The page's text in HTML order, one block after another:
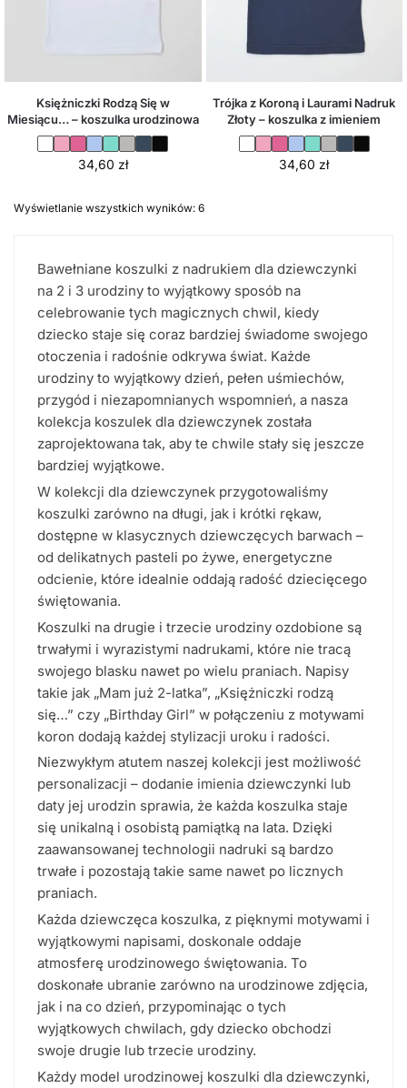
Księżniczki Rodzą Się w
Miesiącu… – koszulka urodzinowa
34,60 zł
Trójka z Koroną i Laurami Nadruk
Złoty – koszulka z imieniem
34,60 zł
Wyświetlanie wszystkich wyników: 6
Bawełniane koszulki z nadrukiem dla dziewczynki
na 2 i 3 urodziny to wyjątkowy sposób na
celebrowanie tych magicznych chwil, kiedy
dziecko staje się coraz bardziej świadome swojego
otoczenia i radośnie odkrywa świat. Każde
urodziny to wyjątkowy dzień, pełen uśmiechów,
przygód i niezapomnianych wspomnień, a nasza
kolekcja koszulek dla dziewczynek została
zaprojektowana tak, aby te chwile stały się jeszcze
bardziej wyjątkowe.
W kolekcji dla dziewczynek przygotowaliśmy
koszulki zarówno na długi, jak i krótki rękaw,
dostępne w klasycznych dziewczęcych barwach –
od delikatnych pasteli po żywe, energetyczne
odcienie, które idealnie oddają radość dziecięcego
świętowania.
Koszulki na drugie i trzecie urodziny ozdobione są
trwałymi i wyrazistymi nadrukami, które nie tracą
swojego blasku nawet po wielu praniach. Napisy
takie jak „Mam już 2-latka”, „Księżniczki rodzą
się…” czy „Birthday Girl” w połączeniu z motywami
koron dodają każdej stylizacji uroku i radości.
Niezwykłym atutem naszej kolekcji jest możliwość
personalizacji – dodanie imienia dziewczynki lub
daty jej urodzin sprawia, że każda koszulka staje
się unikalną i osobistą pamiątką na lata. Dzięki
zaawansowanej technologii nadruki są bardzo
trwałe i pozostają takie same nawet po licznych
praniach.
Każda dziewczęca koszulka, z pięknymi motywami i
wyjątkowymi napisami, doskonale oddaje
atmosferę urodzinowego świętowania. To
doskonałe ubranie zarówno na urodzinowe zdjęcia,
jak i na co dzień, przypominając o tych
wyjątkowych chwilach, gdy dziecko obchodzi
swoje drugie lub trzecie urodziny.
Każdy model urodzinowej koszulki dla dziewczynki,